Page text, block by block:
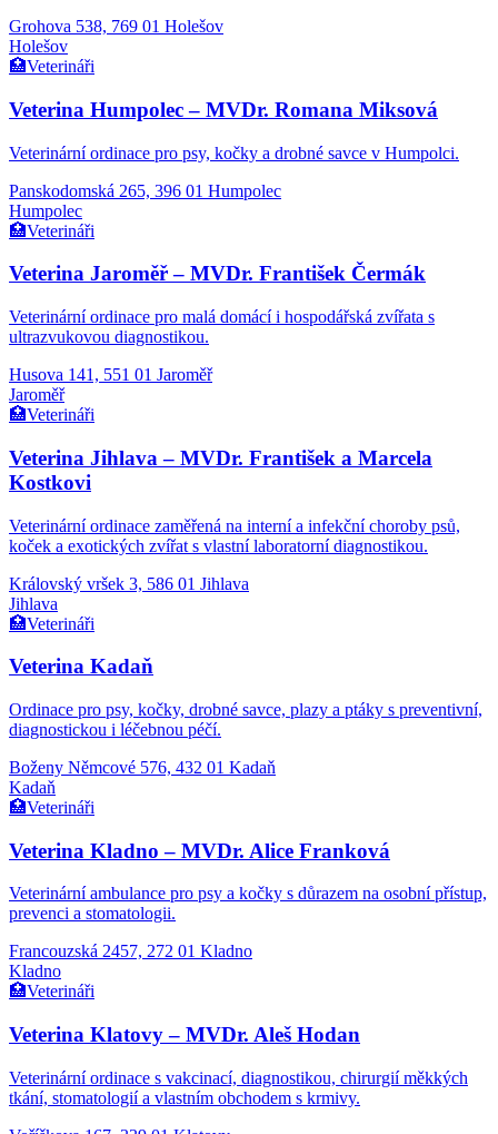
Grohova 538, 769 01 Holešov
Holešov
🏥Veterináři
Veterina Humpolec – MVDr. Romana Miksová
Veterinární ordinace pro psy, kočky a drobné savce v Humpolci.
Panskodomská 265, 396 01 Humpolec
Humpolec
🏥Veterináři
Veterina Jaroměř – MVDr. František Čermák
Veterinární ordinace pro malá domácí i hospodářská zvířata s
ultrazvukovou diagnostikou.
Husova 141, 551 01 Jaroměř
Jaroměř
🏥Veterináři
Veterina Jihlava – MVDr. František a Marcela
Kostkovi
Veterinární ordinace zaměřená na interní a infekční choroby psů,
koček a exotických zvířat s vlastní laboratorní diagnostikou.
Královský vršek 3, 586 01 Jihlava
Jihlava
🏥Veterináři
Veterina Kadaň
Ordinace pro psy, kočky, drobné savce, plazy a ptáky s preventivní,
diagnostickou i léčebnou péčí.
Boženy Němcové 576, 432 01 Kadaň
Kadaň
🏥Veterináři
Veterina Kladno – MVDr. Alice Franková
Veterinární ambulance pro psy a kočky s důrazem na osobní přístup,
prevenci a stomatologii.
Francouzská 2457, 272 01 Kladno
Kladno
🏥Veterináři
Veterina Klatovy – MVDr. Aleš Hodan
Veterinární ordinace s vakcinací, diagnostikou, chirurgií měkkých
tkání, stomatologií a vlastním obchodem s krmivy.